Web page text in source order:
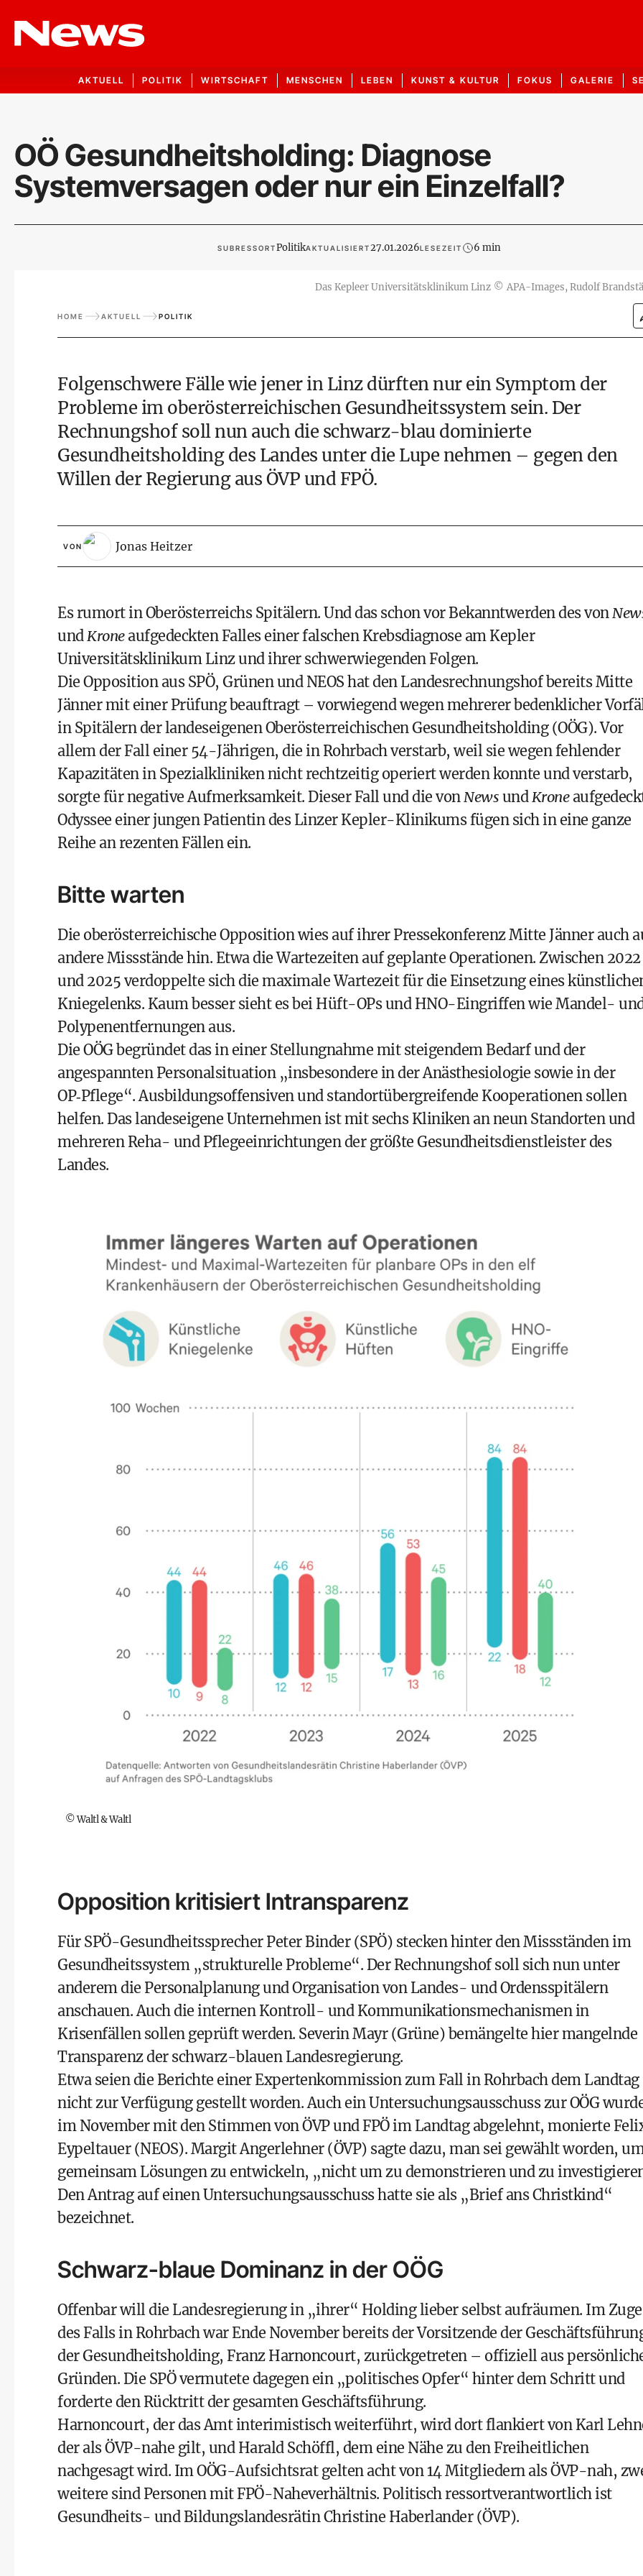
AKTUELL POLITIK WIRTSCHAFT MENSCHEN LEBEN KUNST & KULTUR FOKUS GALERIE
OÖ Gesundheitsholding: Diagnose
Systemversagen oder nur ein Einzelfall?
SUBRESSORTPolitikAKTUALISIERT27.01.2026LESEZEIT 6 min
Das Kepleer Universitätsklinikum Linz © APA-Images, Rudolf
HOME AKTUELL POLITIK
Folgenschwere Fälle wie jener in Linz dürften nur ein Symptom der
Probleme im oberösterreichischen Gesundheitssystem sein. Der
Rechnungshof soll nun auch die schwarz-blau dominierte
Gesundheitsholding des Landes unter die Lupe nehmen – gegen den
Willen der Regierung aus ÖVP und FPÖ.
VON Jonas Heitzer
Es rumort in Oberösterreichs Spitälern. Und das schon vor Bekanntwerden des von
undKrone aufgedeckten Falles einerfalschen Krebsdiagnose am Kepler
Universitätsklinikum Linzund ihrer schwerwiegenden Folgen.
Die Opposition aus SPÖ, Grünen und NEOS hat den Landesrechnungshof bereits Mitte
Jänner mit einer Prüfung beauftragt – vorwiegend wegen mehrerer bedenklicher
in Spitälern der landeseigenen Oberösterreichischen Gesundheitsholding (OÖG). Vor
allem derFall einer 54-Jährigen, die in Rohrbach verstarb, weil sie wegen fehlender
Kapazitäten in Spezialkliniken nicht rechtzeitig operiert werden konnte und verstarb,
sorgte für negative Aufmerksamkeit. Dieser Fall und die vonNews undKrone
Odyssee einer jungen Patientin des Linzer Kepler-­Klinikums fügen sich in eine ganze
Reihe an rezenten Fällen ein.
Bitte warten
Die oberösterreichische Opposition wies auf ihrer Pressekonferenz Mitte Jänner auch
andere Missstände hin. Etwa die Wartezeiten auf geplante Operationen. Zwischen 2022
und 2025 verdoppelte sich die maximale Wartezeit für die Einsetzung eines
Kniegelenks. Kaum besser sieht es bei Hüft-OPs und HNO-Eingriffen wie Mandel-
Polypenentfernungen aus.
Die OÖG begründet das in einer Stellungnahme mit steigendem Bedarf und der
angespannten Personalsituation „insbesondere in der Anästhesiologie sowie in der
OP‑Pflege“. Ausbildungs­offensiven und standortübergreifende Kooperationen sollen
helfen. Das landeseigene Unternehmen ist mit sechs Kliniken an neun Standorten und
mehreren Reha- und Pflegeeinrichtungen der größte Gesundheitsdienstleister des
Landes.
©Waltl & Waltl
Opposition kritisiert Intransparenz
Für SPÖ-Gesundheitssprecher Peter Binder (SPÖ) stecken hinter den Missständen im
Gesundheitssystem „strukturelle Probleme“. Der Rechnungshof soll sich nun unter
anderem die Personalplanung und Organisation von Landes- und Ordensspitälern
anschauen. Auch die internen Kontroll- und Kommunikationsmechanismen in
Krisenfällen sollen geprüft werden. Severin Mayr (Grüne) bemängelte hier mangelnde
Transparenz der schwarz-blauen Landesregierung.
Etwa seien die Berichte einer Expertenkommission zum Fall in Rohrbach dem Landtag
nicht zur Verfügung gestellt worden. Auch ein Untersuchungsausschuss zur OÖG
im November mit den Stimmen von ÖVP und FPÖ im Landtag abgelehnt, monierte
Eypeltauer (NEOS). Margit Angerlehner (ÖVP) sagte dazu, man sei gewählt worden,
gemeinsam Lösungen zu entwickeln, „nicht um zu demonstrieren und zu
Den Antrag auf einen Untersuchungsausschuss hatte sie als „Brief ans Christkind“
bezeichnet.
Schwarz-blaue Dominanz in der OÖG
Offenbar will die Landesregierung in „ihrer“ Holding lieber selbst aufräumen. Im Zuge
des Falls in Rohrbach war Ende November bereits der Vorsitzende der
der Gesundheitsholding, Franz Harnoncourt, zurückgetreten – offiziell aus
Gründen. Die SPÖ vermutete dagegen ein „politisches Opfer“ hinter dem Schritt und
forderte den Rücktritt der gesamten Geschäftsführung.
Harnoncourt, der das Amt interimistisch weiterführt, wird dort flankiert von Karl
der als ÖVP-nahe gilt, und Harald Schöffl, dem eine Nähe zu den Freiheitlichen
nachgesagt wird. Im OÖG-Aufsichtsrat gelten acht von 14 Mitgliedern als ÖVP-nah,
weitere sind Personen mit FPÖ-­Naheverhältnis. Politisch ressortver­antwortlich ist
Gesundheits- und Bildungslandesrätin Christine Haberlander (ÖVP).